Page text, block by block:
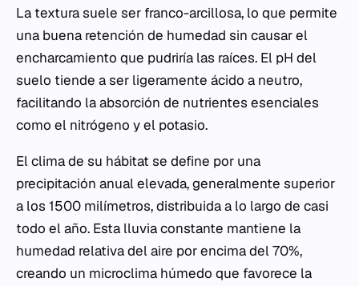
La textura suele ser franco-arcillosa, lo que permite
una buena retención de humedad sin causar el
encharcamiento que pudriría las raíces. El pH del
suelo tiende a ser ligeramente ácido a neutro,
facilitando la absorción de nutrientes esenciales
como el nitrógeno y el potasio.
El clima de su hábitat se define por una
precipitación anual elevada, generalmente superior
a los 1500 milímetros, distribuida a lo largo de casi
todo el año. Esta lluvia constante mantiene la
humedad relativa del aire por encima del 70%,
creando un microclima húmedo que favorece la